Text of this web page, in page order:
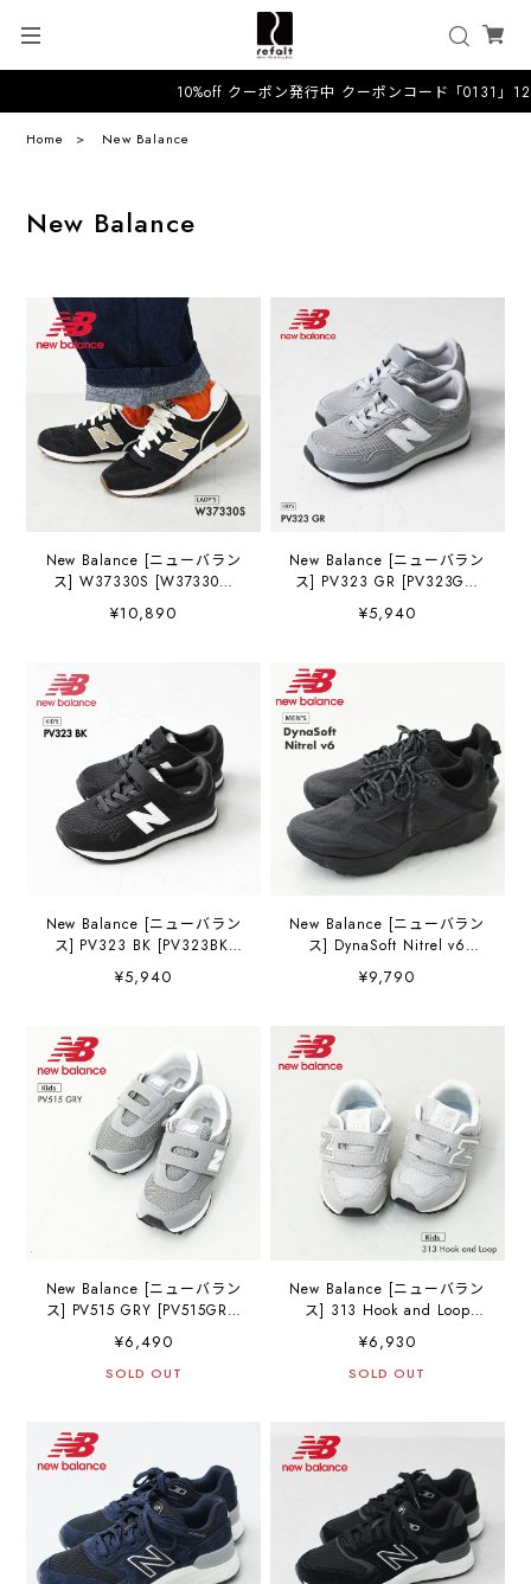
10%off クーポン発行中 クーポンコード「0131」12
Home New Balance
New Balance
New Balance [ニューバラン
ス] W37330S [W37330S]
ンニング・ウォーキング シ
スニーカー・クラシック・
おしゃれスニーカー・
LADY'S [2026AW]
¥10,890
New Balance [ニューバラン
ス] PV323 GR [PV323GR]
用・ジュニア・ギフト・プ
おしゃれスニーカー・KID'S
¥5,940
New Balance [ニューバラン
ス] PV323 BK [PV323BK]
キッズスニーカー・子供
用・ジュニア・ギフト・プ
[2026SS]
¥5,940
New Balance [ニューバラン
ス] DynaSoft Nitrel v6
[MTNTRLF64E] ダイナソフ
トナイトレイル v6・ランニ
グ・ランニングシューズ・
トレーニングシューズ・ダ
イナソフト・MEN'S
[2026SS]
¥9,790
New Balance [ニューバラン
ス] PV515 GRY [PV515GRY]
キッズスニーカー・子供
用・ジュニア・ギフト・プ
レゼントに・履きやすい・
¥6,490
SOLD OUT
New Balance [ニューバラン
ス] 313 Hook and Loop
[IO313TA2] INFANTモデ
ル・キッズスニーカー・子
供用・ギフト・プレゼント
スニーカー・KID'S
¥6,930
SOLD OUT